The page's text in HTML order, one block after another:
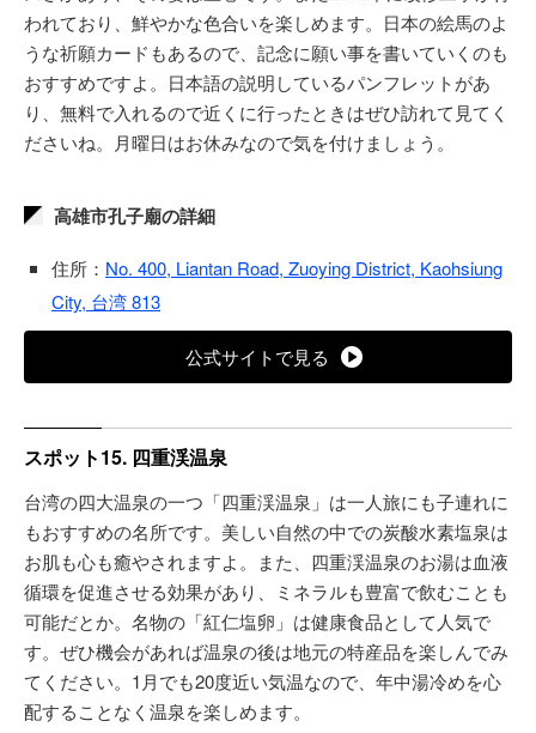
われており、鮮やかな色合いを楽しめます。日本の絵馬のよ
うな祈願カードもあるので、記念に願い事を書いていくのも
おすすめですよ。日本語の説明しているパンフレットがあ
り、無料で入れるので近くに行ったときはぜひ訪れて見てく
ださいね。月曜日はお休みなので気を付けましょう。
高雄市孔子廟の詳細
住所： No. 400, Liantan Road, Zuoying District, Kaohsiung
City, 台湾 813
公式サイトで見る
スポット15. 四重渓温泉
台湾の四大温泉の一つ「四重渓温泉」は一人旅にも子連れに
もおすすめの名所です。美しい自然の中での炭酸水素塩泉は
お肌も心も癒やされますよ。また、四重渓温泉のお湯は血液
循環を促進させる効果があり、ミネラルも豊富で飲むことも
可能だとか。名物の「紅仁塩卵」は健康食品として人気で
す。ぜひ機会があれば温泉の後は地元の特産品を楽しんでみ
てください。1月でも20度近い気温なので、年中湯冷めを心
配することなく温泉を楽しめます。